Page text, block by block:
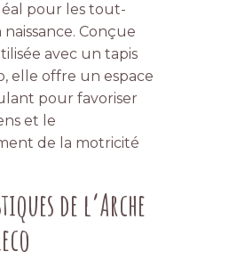
pour les tout-
Conçue
avec un tapis
elle offre un espace
pour favoriser
et le
de la motricité
de l’Arche